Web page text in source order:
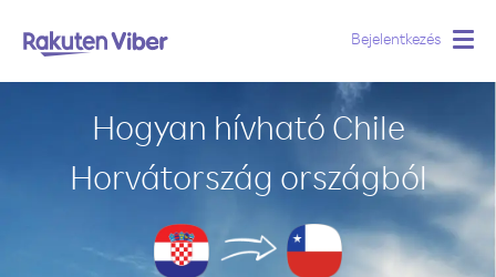
Bejelentkezés
Hogyan hívható Chile
Horvátország országból